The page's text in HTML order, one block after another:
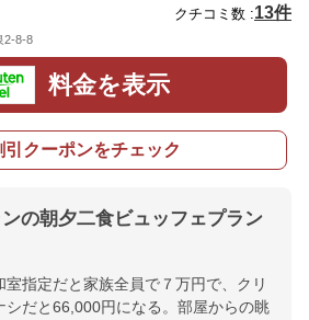
クチコミ数 :13件
2-8-8
料金を表示
引クーポンをチェック
の朝夕二食ビュッフェプラン
指定だと家族全員で７万円で、クリ
シだと66,000円になる。部屋からの眺